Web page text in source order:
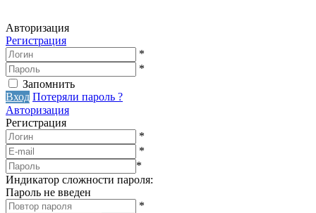
Авторизация
Регистрация
*
*
Запомнить
Вход Потеряли пароль ?
Авторизация
Регистрация
*
*
*
Индикатор сложности пароля:
Пароль не введен
*